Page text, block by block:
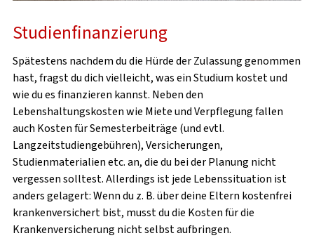
KITA STROLCHE
WISSENSWERTES
VOR DEM STUDIUM
ANKUNFT & ERSTE SCHRITTE
Studienfinanzierung
Spätestens nachdem du die Hürde der Zulassung genommen
hast, fragst du dich vielleicht, was ein Studium kostet und
wie du es finanzieren kannst. Neben den
Lebenshaltungskosten wie Miete und Verpflegung fallen
auch Kosten für Semesterbeiträge (und evtl.
Langzeitstudiengebühren), Versicherungen,
Studienmaterialien etc. an, die du bei der Planung nicht
vergessen solltest. Allerdings ist jede Lebenssituation ist
anders gelagert: Wenn du z. B. über deine Eltern kostenfrei
krankenversichert bist, musst du die Kosten für die
Krankenversicherung nicht selbst aufbringen.